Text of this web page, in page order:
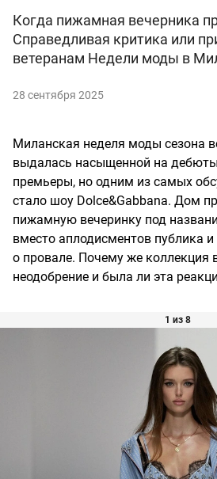
Когда пижамная вечерника
Справедливая критика или
ветеранам Недели моды в
28 сентября 2025
Миланская неделя моды сезона
выдалась насыщенной на
премьеры, но одним из самых
стало шоу Dolce&Gabbana. Дом
пижамную вечеринку под
вместо аплодисментов публика
о провале. Почему же коллекция
неодобрение и была ли эта
1 из 8